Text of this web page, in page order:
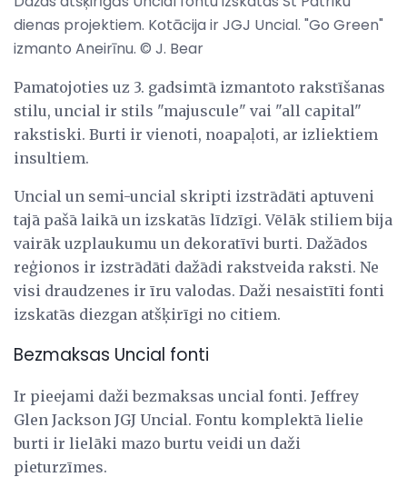
dienas projektiem. Kotācija ir JGJ Uncial. "Go Green"
izmanto Aneirīnu. © J. Bear
Pamatojoties uz 3. gadsimtā izmantoto rakstīšanas
stilu, uncial ir stils "majuscule" vai "all capital"
rakstiski. Burti ir vienoti, noapaļoti, ar izliektiem
insultiem.
Uncial un semi-uncial skripti izstrādāti aptuveni
tajā pašā laikā un izskatās līdzīgi. Vēlāk stiliem bija
vairāk uzplaukumu un dekoratīvi burti. Dažādos
reģionos ir izstrādāti dažādi rakstveida raksti. Ne
visi draudzenes ir īru valodas. Daži nesaistīti fonti
izskatās diezgan atšķirīgi no citiem.
Bezmaksas Uncial fonti
Ir pieejami daži bezmaksas uncial fonti. Jeffrey
Glen Jackson JGJ Uncial. Fontu komplektā lielie
burti ir lielāki mazo burtu veidi un daži
pieturzīmes.